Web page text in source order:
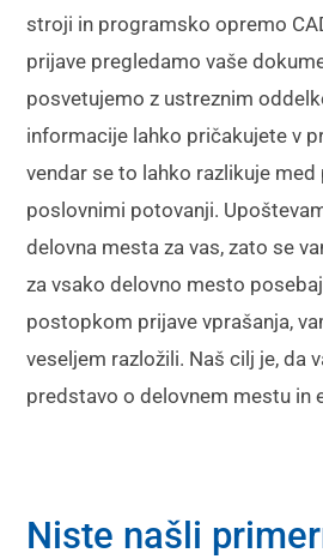
stroji in programsko opremo
prijave pregledamo vaše
posvetujemo z ustreznim
informacije lahko pričakujete v
vendar se to lahko razlikuje
poslovnimi potovanji.
delovna mesta za vas, zato se
za vsako delovno mesto
postopkom prijave vprašanja,
veseljem razložili. Naš cilj je, da
predstavo o delovnem mestu in
Niste našli